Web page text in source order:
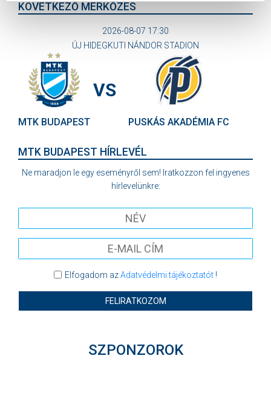
KÖVETKEZŐ MÉRKŐZÉS
2026-08-07 17:30
ÚJ HIDEGKUTI NÁNDOR STADION
MTK BUDAPEST
VS
PUSKÁS AKADÉMIA FC
MTK BUDAPEST HÍRLEVÉL
Ne maradjon le egy eseményről sem! Iratkozzon fel ingyenes
hírlevelünkre:
Elfogadom azAdatvédelmi tájékoztatót!
FELIRATKOZOM
SZPONZOROK